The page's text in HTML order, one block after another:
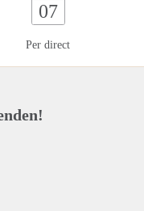
07
Per direct